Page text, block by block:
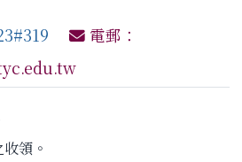
電郵：
領。